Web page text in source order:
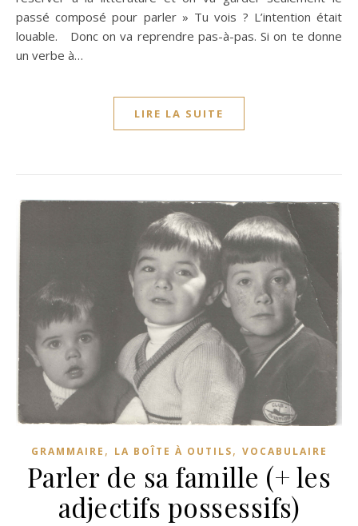
passé composé pour parler » Tu vois ? L’intention était
louable. Donc on va reprendre pas-à-pas. Si on te donne
un verbe à…
LIRE LA SUITE
GRAMMAIRE , LA BOÎTE À OUTILS, VOCABULAIRE
Parler de sa famille (+ les
adjectifs possessifs)